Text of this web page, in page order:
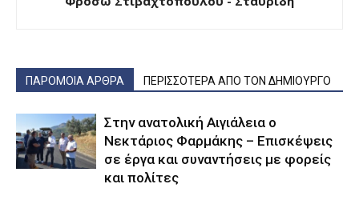
ΠΑΡΟΜΟΙΑ ΑΡΘΡΑ ΠΕΡΙΣΣΟΤΕΡΑ ΑΠΟ ΤΟΝ ΔΗΜΙΟΥΡΓΟ
Στην ανατολική Αιγιάλεια ο
Νεκτάριος Φαρμάκης – Επισκέψεις
σε έργα και συναντήσεις με φορείς
και πολίτες